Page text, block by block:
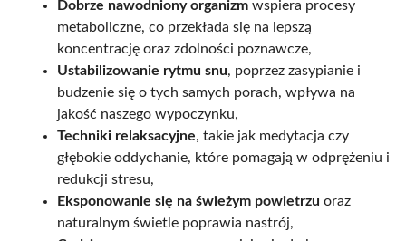
Dobrze nawodniony organizm wspiera procesy
metaboliczne, co przekłada się na lepszą
koncentrację oraz zdolności poznawcze,
Ustabilizowanie rytmu snu, poprzez zasypianie i
budzenie się o tych samych porach, wpływa na
jakość naszego wypoczynku,
Techniki relaksacyjne, takie jak medytacja czy
głębokie oddychanie, które pomagają w odprężeniu i
redukcji stresu,
Eksponowanie się na świeżym powietrzu oraz
naturalnym świetle poprawia nastrój,